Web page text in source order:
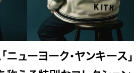
ニューヨーク・ヤンキース」